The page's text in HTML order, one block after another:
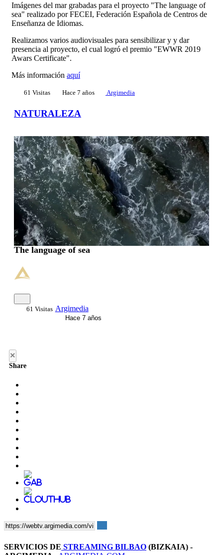
Imágenes del mar grabadas para el proyecto "The language of
sea" realizado por FECEI, Federación Española de Centros de
Enseñanza de Idiomas.
Realizamos varios audiovisuales para sensibilizar y y dar
presencia al proyecto, el cual logró el premio "EWWR 2019
Awars Certificate".
Más información aquí
61 Visitas Hace 7 años Argimedia
NATURALEZA
00:01:28
The language of sea
61 Visitas Argimedia
Hace 7 años
SERVICIOS DE STREAMING BILBAO (BIZKAIA) -
×
Share